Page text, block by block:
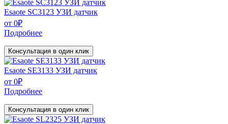
Esaote SC3123 УЗИ датчик
от 0₽
Подробнее
Консультация в один клик
Esaote SE3133 УЗИ датчик
от 0₽
Подробнее
Консультация в один клик